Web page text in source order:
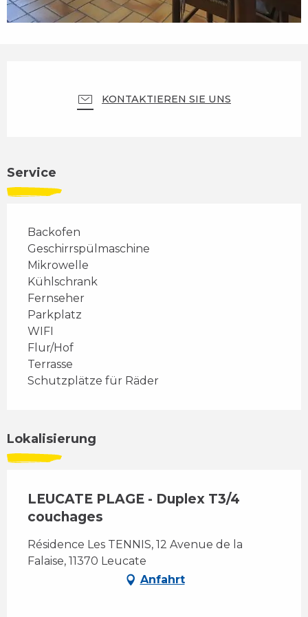
KONTAKTIEREN SIE UNS
Service
Backofen
Geschirrspülmaschine
Mikrowelle
Kühlschrank
Fernseher
Parkplatz
WIFI
Flur/Hof
Terrasse
Schutzplätze für Räder
Lokalisierung
LEUCATE PLAGE - Duplex T3/4
couchages
Résidence Les TENNIS, 12 Avenue de la
Falaise, 11370 Leucate
Anfahrt